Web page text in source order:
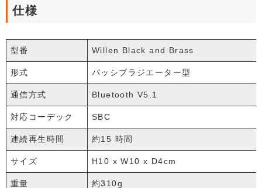
仕様
型番 Willen Black and Brass
形式 パッシブラジエーター型
通信方式 Bluetooth V5.1
対応コーデック SBC
連続再生時間 約15 時間
サイズ H10 x W10 x D4cm
重量 約310g